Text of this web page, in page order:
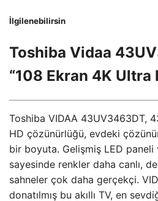
İlgilenebilirsin
Toshiba Vidaa
“108 Ekran 4K Ultra
Toshiba VIDAA 43UV3463DT,
HD çözünürlüğü, evdeki
bir boyuta. Gelişmiş LED paneli
sayesinde renkler daha canlı,
sahneler çok daha gerçekçi.
donatılmış bu akıllı TV, en